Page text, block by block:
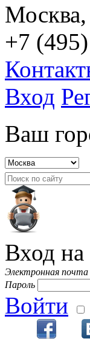
+7
Вход
Ваш
Вход на
Электронная почта
Пароль
Войти